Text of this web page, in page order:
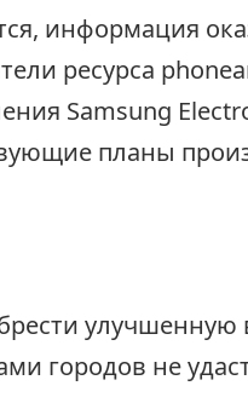
информация
ресурса
Samsung
планы
улучшенную
городов не